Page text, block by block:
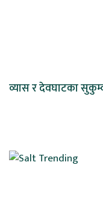
व्यास र देवघाटका